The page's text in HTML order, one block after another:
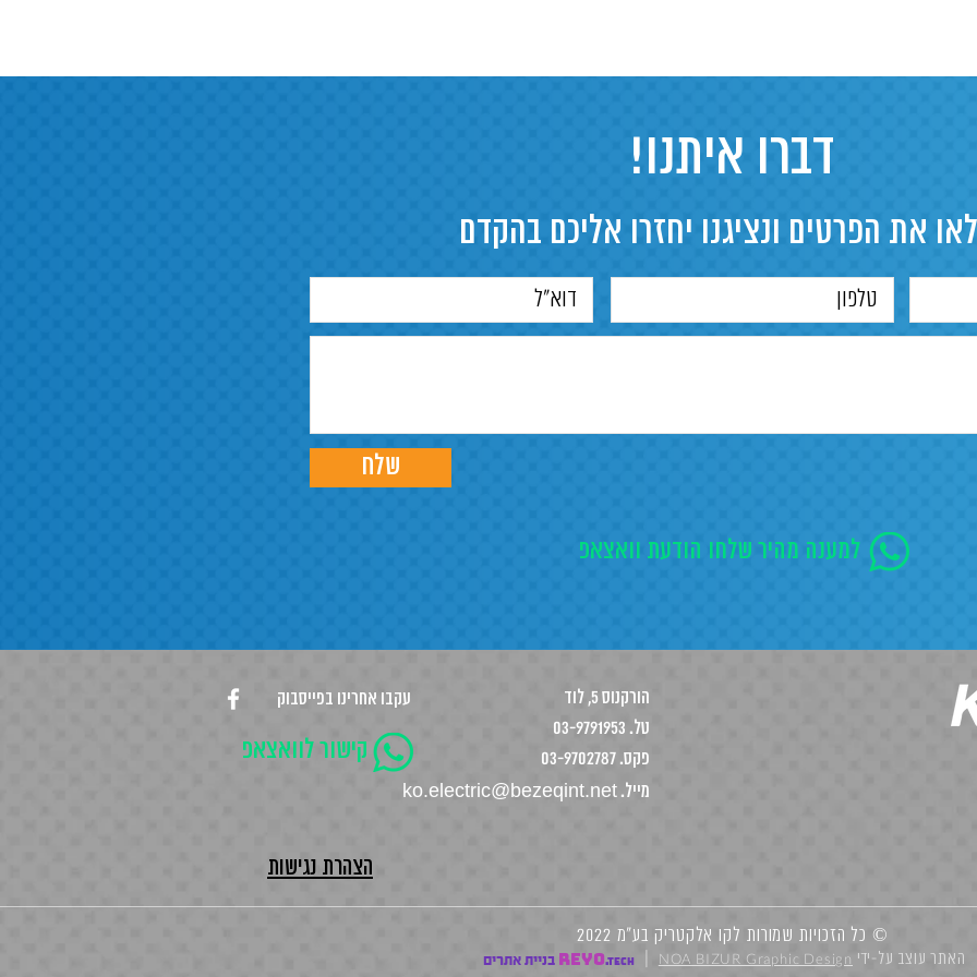
דברו איתנו!
את הפרטים ונציגנו יחזרו אליכם בהקדם
שלח
למענה מהיר שלחו הודעת וואצאפ
עקבו אחרינו בפייסבוק
הורקנוס 5, לוד
טל. 03-9791953
פקס. 03-9702787
מייל. ko.electric@bezeqint.net
קישור לוואצאפ
הצהרת נגישות
© כל הזכויות שמורות לקו אלקטריק בע"מ 2022
האתר עוצב על-ידי NOA BIZUR Graphic Design
|
REYO.TECH בניית אתרים